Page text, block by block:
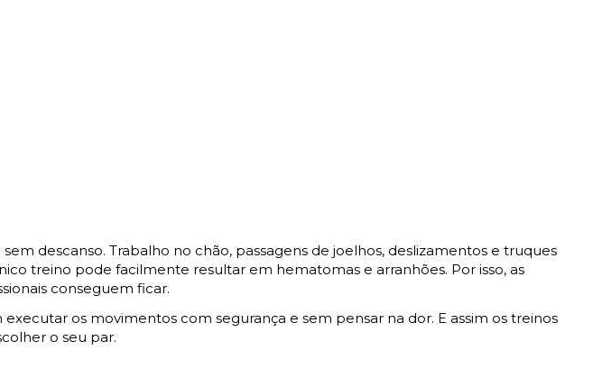
descanso. Trabalho no chão, passagens de joelhos, deslizamentos e truques
treino pode facilmente resultar em hematomas e arranhões. Por isso, as
conseguem ficar.
os movimentos com segurança e sem pensar na dor. E assim os treinos
o seu par.